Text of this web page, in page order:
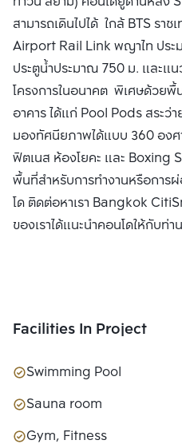
สามารถเดินไปได้ ใกล้ BTS ราช
Airport Rail Link พญาไท ประม
ประตูน้ำประมาณ 750 ม. และแ
โครงการในอนาคต พิเศษด้วยพื้
อาคาร ได้แก่ Pool Pods สระว่
มองทัศนียภาพได้แบบ 360 องศ
ฟิตเนส ห้องโยคะ และ Boxing
พื้นที่สำหรับการทำงานหรือการผ่
โด ติดต่อหาเรา Bangkok
ของเราได้แนะนำคอนโดให้กับท่าน
Facilities In Project
Swimming Pool
Sauna room
Gym, Fitness